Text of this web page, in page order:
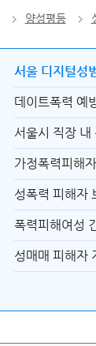
양성평등
서울 디지털성
가정폭력피해
성폭력 피해자
폭력피해여성
성매매 피해자